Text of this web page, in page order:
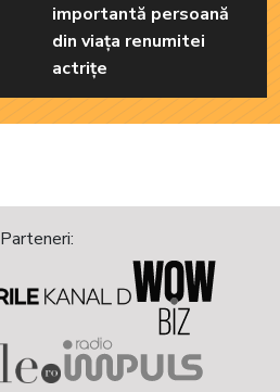
importantă persoană
din viața renumitei
actrițe
Parteneri: